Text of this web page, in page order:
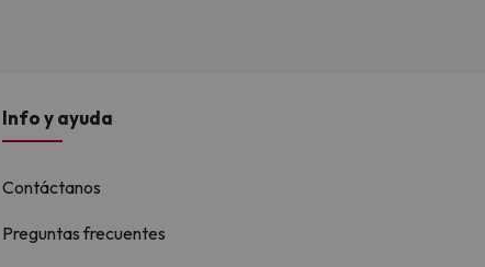
Info y ayuda
Contáctanos
Preguntas frecuentes